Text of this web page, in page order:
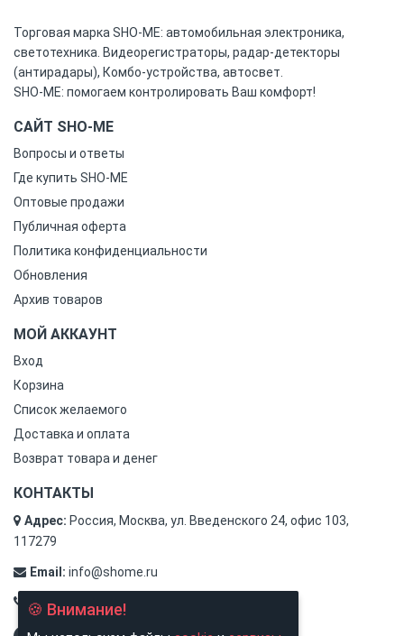
🍪 Внимание!
Торговая марка SHO-ME: автомобильная электроника,
светотехника. Видеорегистраторы, радар-детекторы
(антирадары), Комбо-устройства, автосвет.
SHO-ME: помогаем контролировать Ваш комфорт!
САЙТ SHO-ME
Вопросы и ответы
Где купить SHO-ME
Оптовые продажи
Публичная оферта
Политика конфиденциальности
Обновления
Архив товаров
МОЙ АККАУНТ
Вход
Корзина
Список желаемого
Доставка и оплата
Возврат товара и денег
КОНТАКТЫ
Адрес: Россия, Москва, ул. Введенского 24, офис 103,
117279
Email: info@shome.ru
Тел.: 8 (800) 500-31-78